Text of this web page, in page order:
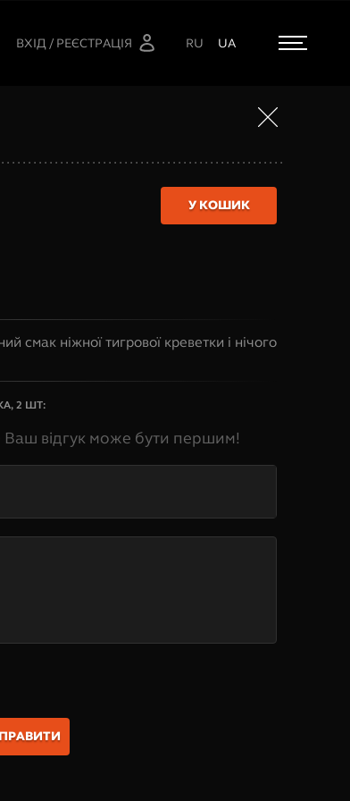
ВХІД / РЕЄСТРАЦІЯ RU UA
У КОШИК
смак ніжної тигрової креветки і нічого
2 ШТ:
Ваш відгук може бути першим!